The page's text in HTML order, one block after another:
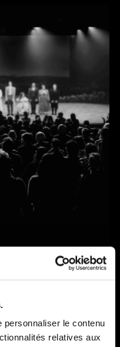
Ce
lien
personnaliser le contenu
relatives aux